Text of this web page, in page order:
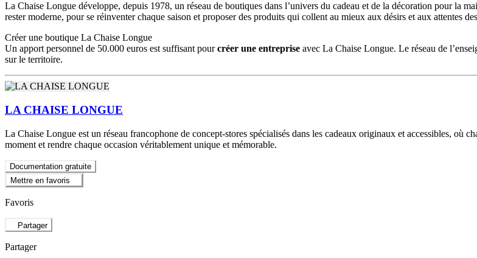
La Chaise Longue développe, depuis 1978, un réseau de boutiques dans l’univers du cadeau et de la décoration pour la
rester moderne, pour se réinventer chaque saison et proposer des produits qui collent au mieux aux désirs et aux attentes
Créer une boutique La Chaise Longue
Un apport personnel de 50.000 euros est suffisant pourcréer une entreprise avec La Chaise Longue. Le réseau de
sur le territoire.
LA CHAISE LONGUE
La Chaise Longue est un réseau francophone de concept-stores spécialisés dans les cadeaux originaux et accessibles, où
moment et rendre chaque occasion véritablement unique et mémorable.
Documentation gratuite
Mettre en favoris
Favoris
Partager
Partager